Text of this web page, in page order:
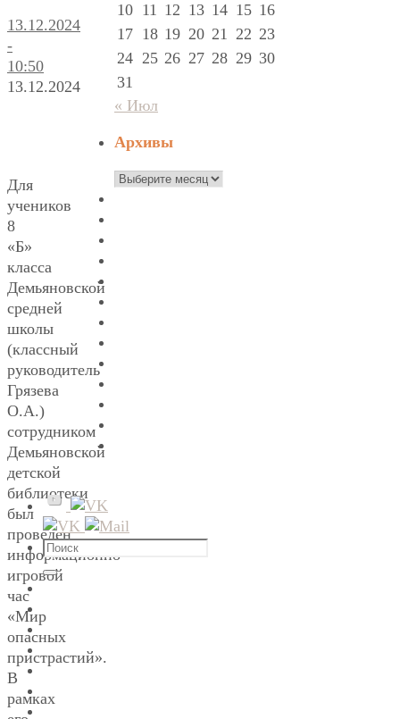
13.12.2024
-
10:50
13.12.2024
Для
учеников
8
«Б»
класса
Демьяновской
средней
школы
(классный
руководитель
Грязева
О.А.)
сотрудником
Демьяновской
детской
библиотеки
был
проведен
информационно-
игровой
час
«Мир
опасных
пристрастий».
В
рамках
10 11 12 13 14 15 16
17 18 19 20 21 22 23
24 25 26 27 28 29 30
31
« Июл
Архивы
Архивы
Что
искать:
Поиск